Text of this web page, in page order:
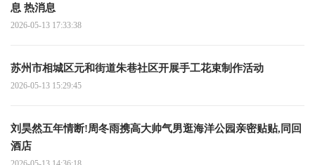
息 热消息
2026-05-13 17:33:38
苏州市相城区元和街道朱巷社区开展手工花束制作活动
2026-05-13 15:29:45
刘昊然五年情断!周冬雨携高大帅气男逛海洋公园亲密贴贴,同回
酒店